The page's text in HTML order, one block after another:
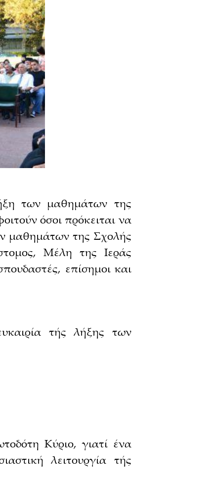
των μαθημάτων της
όσοι πρόκειται να
μαθημάτων της Σχολής
Μέλη της Ιεράς
επίσημοι και
τής λήξης των
Κύριο, γιατί ένα
λειτουργία τής